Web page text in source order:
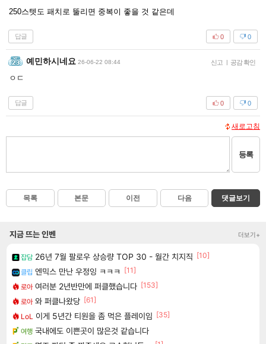
250스텟도 패치로 뚤리면 중복이 좋을 것 같은데
답글 0
0
예민하시네요 26-06-22 08:44 신고 | 공감 확인
ㅇㄷ
답글 0
0
새로고침
등록
목록 본문 이전 다음 댓글보기
지금 뜨는 인벤 더보기+
잡담 26년 7월 팔로우 상승량 TOP 30 - 월간 치지직 [10]
클립 엔믹스 만난 우정잉 ㅋㅋㅋ
[11]
로아 여러분 2년반만에 퍼클했습니다 [153]
로아 와 퍼클나왔당 [61]
LoL 이게 5년간 티원을 좀 먹은 플레이임 [35]
여행 국내에도 이쁜곳이 많은것 같습니다